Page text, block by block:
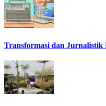
Transformasi dan